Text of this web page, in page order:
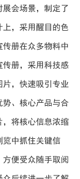
会场景，制定了
，采用醒目的色
册在众多物料中
传册，采用科技感
，快速吸引专业
、核心产品与合
，将核心信息浓缩
览中抓住关键信
便受众随手取阅